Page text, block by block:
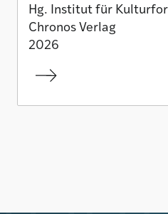
Hg. Institut für
Chronos Verlag
2026